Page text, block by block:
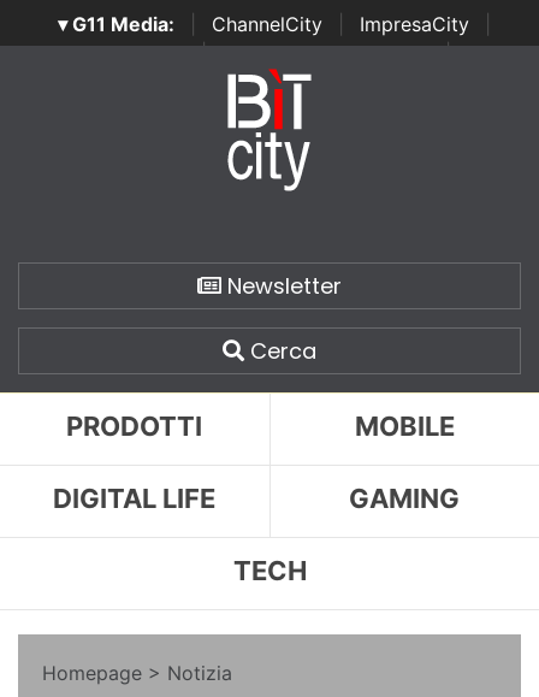
▾ G11 Media: ChannelCity ImpresaCity
SecurityOpenLab | Italian Channel Awards | Italian
Italian Security Awards
Newsletter
Cerca
PRODOTTI MOBILE
DIGITAL LIFE GAMING
TECH
Homepage > Notizia